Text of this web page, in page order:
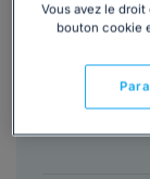
43
Vous avez le droit
bouton cookie